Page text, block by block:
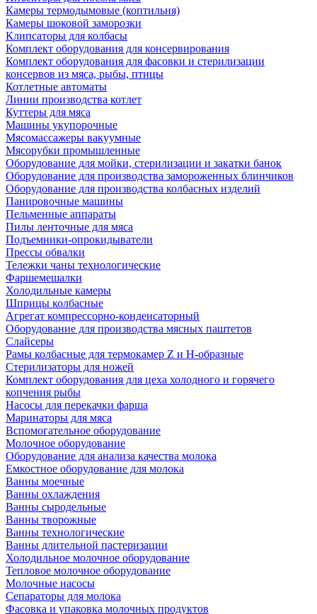
Камеры термодымовые (коптильня)
Камеры шоковой заморозки
Клипсаторы для колбасы
Комплект оборудования для консервирования
Комплект оборудования для фасовки и стерилизации
консервов из мяса, рыбы, птицы
Котлетные автоматы
Линии производства котлет
Куттеры для мяса
Машины укупорочные
Мясомассажеры вакуумные
Мясорубки промышленные
Оборудование для мойки, стерилизации и закатки банок
Оборудование для производства замороженных блинчиков
Оборудование для производства колбасных изделий
Панировочные машины
Пельменные аппараты
Пилы ленточные для мяса
Подъемники-опрокидыватели
Прессы обвалки
Тележки чаны технологические
Фаршемешалки
Холодильные камеры
Шприцы колбасные
Агрегат компрессорно-конденсаторный
Оборудование для производства мясных паштетов
Слайсеры
Рамы колбасные для термокамер Z и H-образные
Стерилизаторы для ножей
Комплект оборудования для цеха холодного и горячего
копчения рыбы
Насосы для перекачки фарша
Маринаторы для мяса
Вспомогательное оборудование
Молочное оборудование
Оборудование для анализа качества молока
Емкостное оборудование для молока
Ванны моечные
Ванны охлаждения
Ванны сыродельные
Ванны творожные
Ванны технологические
Ванны длительной пастеризации
Холодильное молочное оборудование
Тепловое молочное оборудование
Молочные насосы
Сепараторы для молока
Фасовка и упаковка молочных продуктов